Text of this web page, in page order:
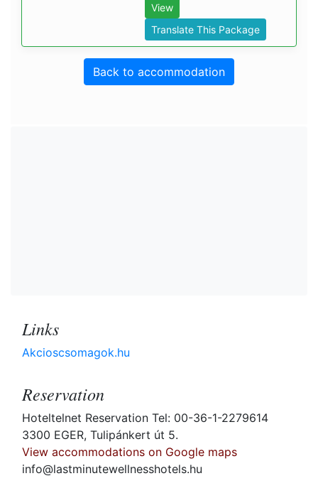
View
Translate This Package
Back to accommodation
Links
Akcioscsomagok.hu
Reservation
Hoteltelnet Reservation Tel: 00-36-1-2279614
3300 EGER, Tulipánkert út 5.
View accommodations on Google maps
info@lastminutewellnesshotels.hu